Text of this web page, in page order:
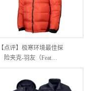
【点评】极寒环境最佳探
险夹克-羽友（Feat…